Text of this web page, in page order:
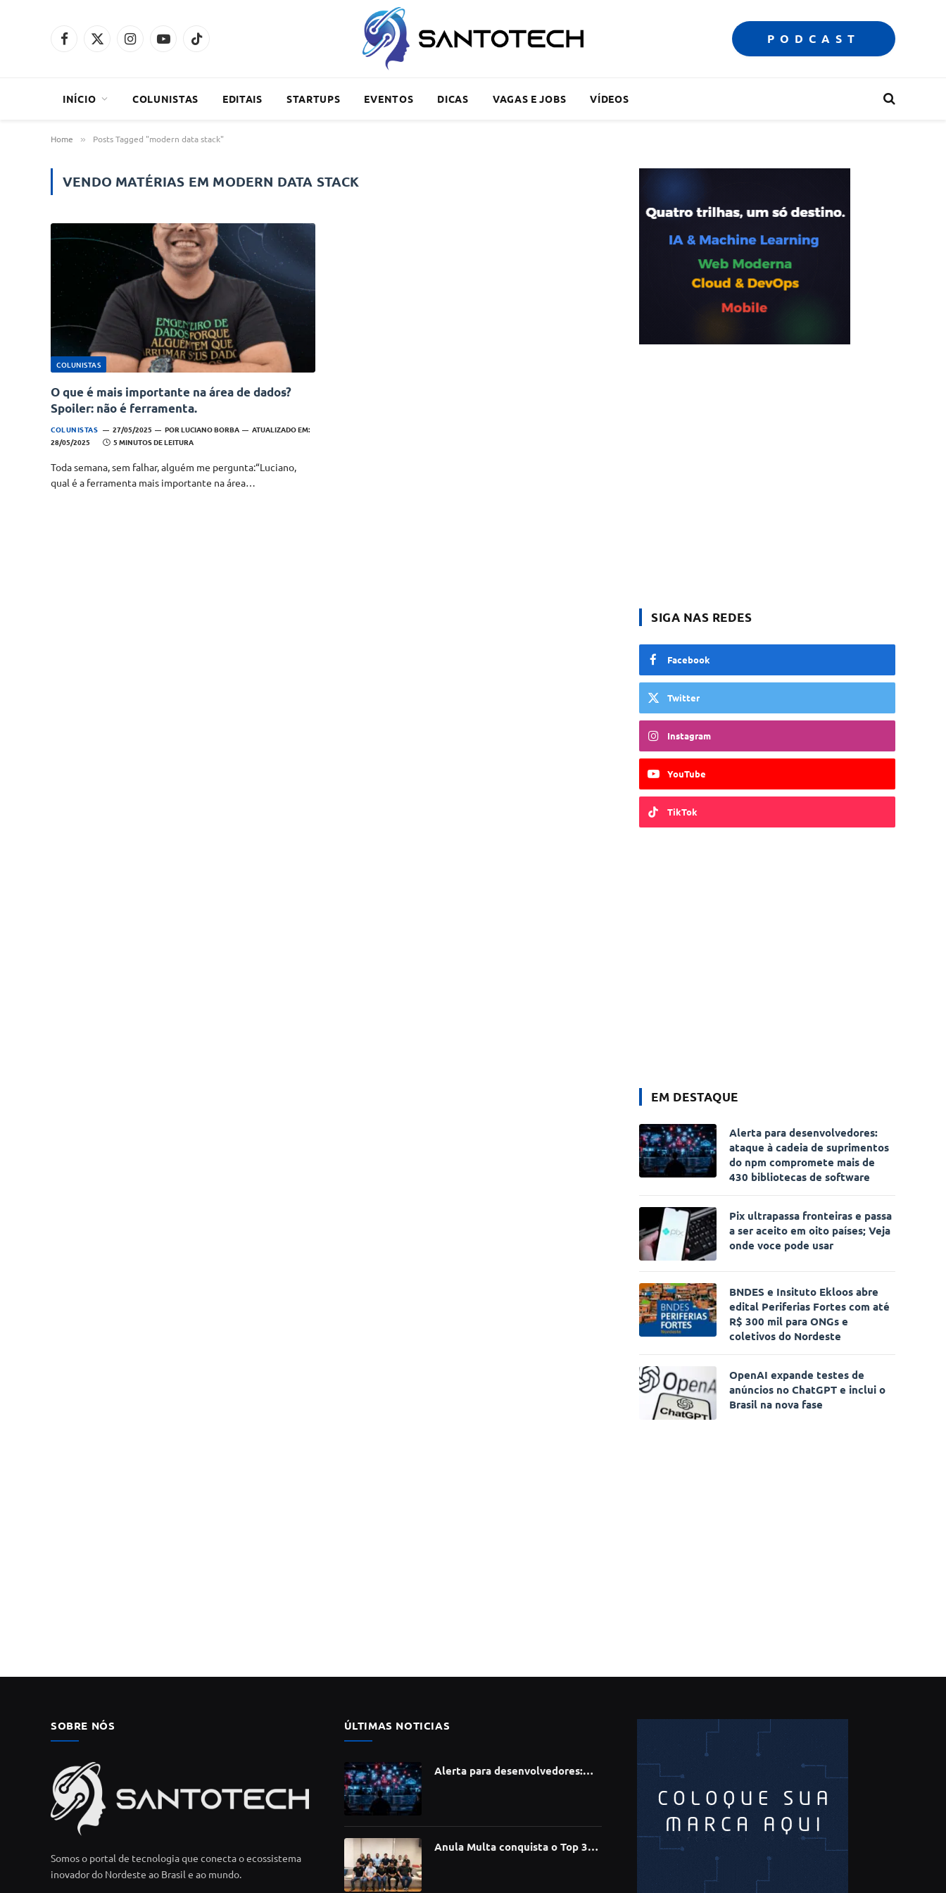
Facebook
X
InstagramYouTubeTikTok PODCAST
INÍCIO COLUNISTAS EDITAIS STARTUPS EVENTOS DICAS VAGAS E JOBS VÍDEOS
Home » Posts Tagged "modern data stack"
VENDO MATÉRIAS EM MODERN DATA STACK
COLUNISTAS
O que é mais importante na área de dados?
Spoiler: não é ferramenta.
COLUNISTAS 27/05/2025 POR LUCIANO BORBA
ATUALIZADO EM:
28/05/2025
5 MINUTOS DE LEITURA
Toda semana, sem falhar, alguém me pergunta:“Luciano,
qual é a ferramenta mais importante na área…
SIGA NAS REDES
Facebook
Twitter
Instagram
YouTube
TikTok
EM DESTAQUE
Alerta para desenvolvedores:
ataque à cadeia de suprimentos
do npm compromete mais de
430 bibliotecas de software
Pix ultrapassa fronteiras e passa
a ser aceito em oito países; Veja
onde voce pode usar
BNDES e Insituto Ekloos abre
edital Periferias Fortes com até
R$ 300 mil para ONGs e
coletivos do Nordeste
OpenAI expande testes de
anúncios no ChatGPT e inclui o
Brasil na nova fase
SOBRE NÓS
Somos o portal de tecnologia que conecta o ecossistema
inovador do Nordeste ao Brasil e ao mundo.
ÚLTIMAS NOTICIAS
Alerta para desenvolvedores:
Anula Multa conquista o Top 30